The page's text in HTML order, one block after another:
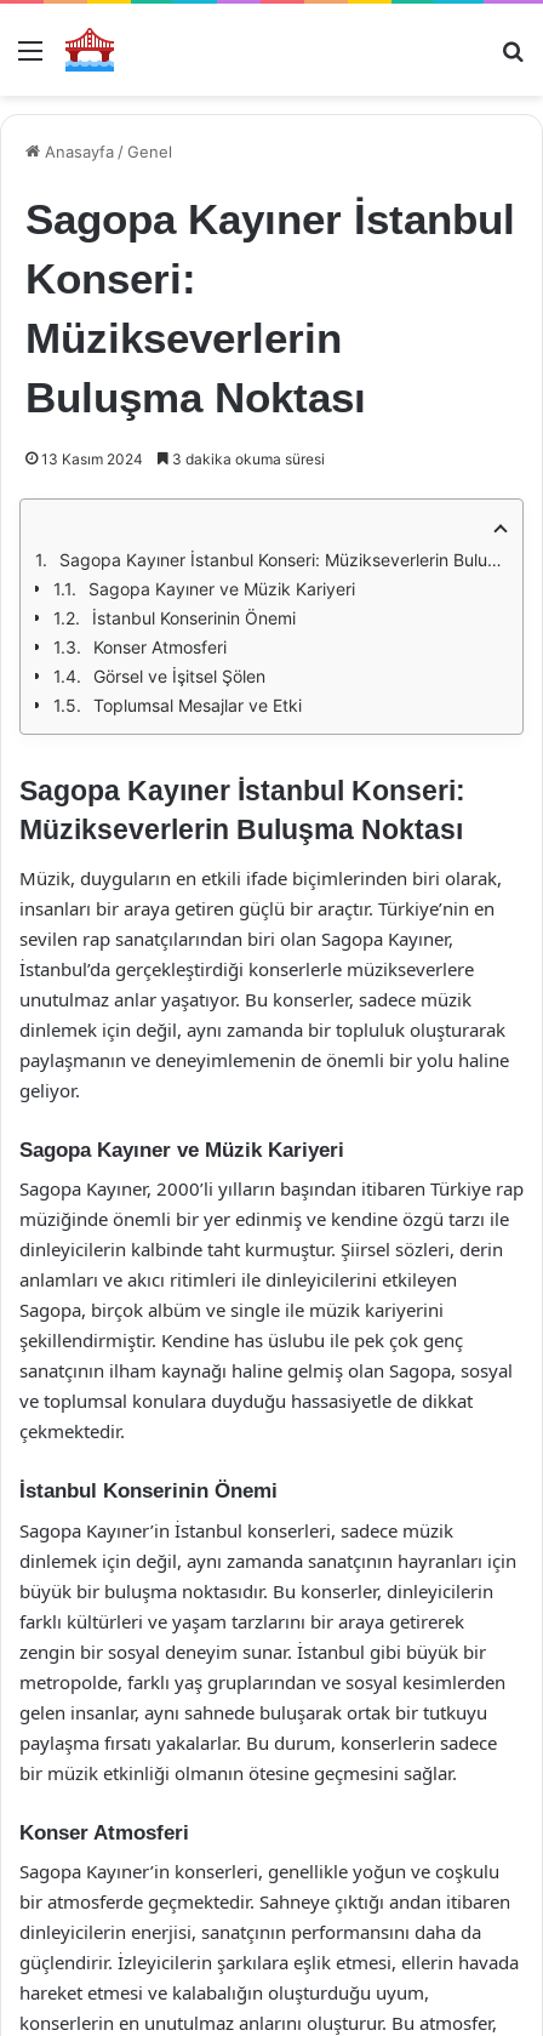
Menü
Anasayfa /Genel
Sagopa Kayıner İstanbul
Konseri:
Müzikseverlerin
Buluşma Noktası
13 Kasım 2024 3 dakika okuma süresi
Sagopa Kayıner İstanbul Konseri: Müzikseverlerin Buluşma Noktası
Sagopa Kayıner ve Müzik Kariyeri
İstanbul Konserinin Önemi
Konser Atmosferi
Görsel ve İşitsel Şölen
Toplumsal Mesajlar ve Etki
Sagopa Kayıner İstanbul Konseri:
Müzikseverlerin Buluşma Noktası
Müzik, duyguların en etkili ifade biçimlerinden biri olarak,
insanları bir araya getiren güçlü bir araçtır. Türkiye’nin en
sevilen rap sanatçılarından biri olan Sagopa Kayıner,
İstanbul’da gerçekleştirdiği konserlerle müzikseverlere
unutulmaz anlar yaşatıyor. Bu konserler, sadece müzik
dinlemek için değil, aynı zamanda bir topluluk oluşturarak
paylaşmanın ve deneyimlemenin de önemli bir yolu haline
geliyor.
Sagopa Kayıner ve Müzik Kariyeri
Sagopa Kayıner, 2000’li yılların başından itibaren Türkiye rap
müziğinde önemli bir yer edinmiş ve kendine özgü tarzı ile
dinleyicilerin kalbinde taht kurmuştur. Şiirsel sözleri, derin
anlamları ve akıcı ritimleri ile dinleyicilerini etkileyen
Sagopa, birçok albüm ve single ile müzik kariyerini
şekillendirmiştir. Kendine has üslubu ile pek çok genç
sanatçının ilham kaynağı haline gelmiş olan Sagopa, sosyal
ve toplumsal konulara duyduğu hassasiyetle de dikkat
çekmektedir.
İstanbul Konserinin Önemi
Sagopa Kayıner’in İstanbul konserleri, sadece müzik
dinlemek için değil, aynı zamanda sanatçının hayranları için
büyük bir buluşma noktasıdır. Bu konserler, dinleyicilerin
farklı kültürleri ve yaşam tarzlarını bir araya getirerek
zengin bir sosyal deneyim sunar. İstanbul gibi büyük bir
metropolde, farklı yaş gruplarından ve sosyal kesimlerden
gelen insanlar, aynı sahnede buluşarak ortak bir tutkuyu
paylaşma fırsatı yakalarlar. Bu durum, konserlerin sadece
bir müzik etkinliği olmanın ötesine geçmesini sağlar.
Konser Atmosferi
Sagopa Kayıner’in konserleri, genellikle yoğun ve coşkulu
bir atmosferde geçmektedir. Sahneye çıktığı andan itibaren
dinleyicilerin enerjisi, sanatçının performansını daha da
güçlendirir. İzleyicilerin şarkılara eşlik etmesi, ellerin havada
hareket etmesi ve kalabalığın oluşturduğu uyum,
konserlerin en unutulmaz anlarını oluşturur. Bu atmosfer,